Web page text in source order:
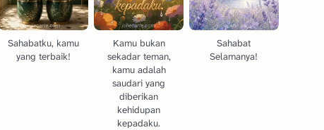
Sahabatku, kamu
yang terbaik!
Kamu bukan
sekadar teman,
kamu adalah
saudari yang
diberikan
kehidupan
kepadaku.
Sahabat
Selamanya!